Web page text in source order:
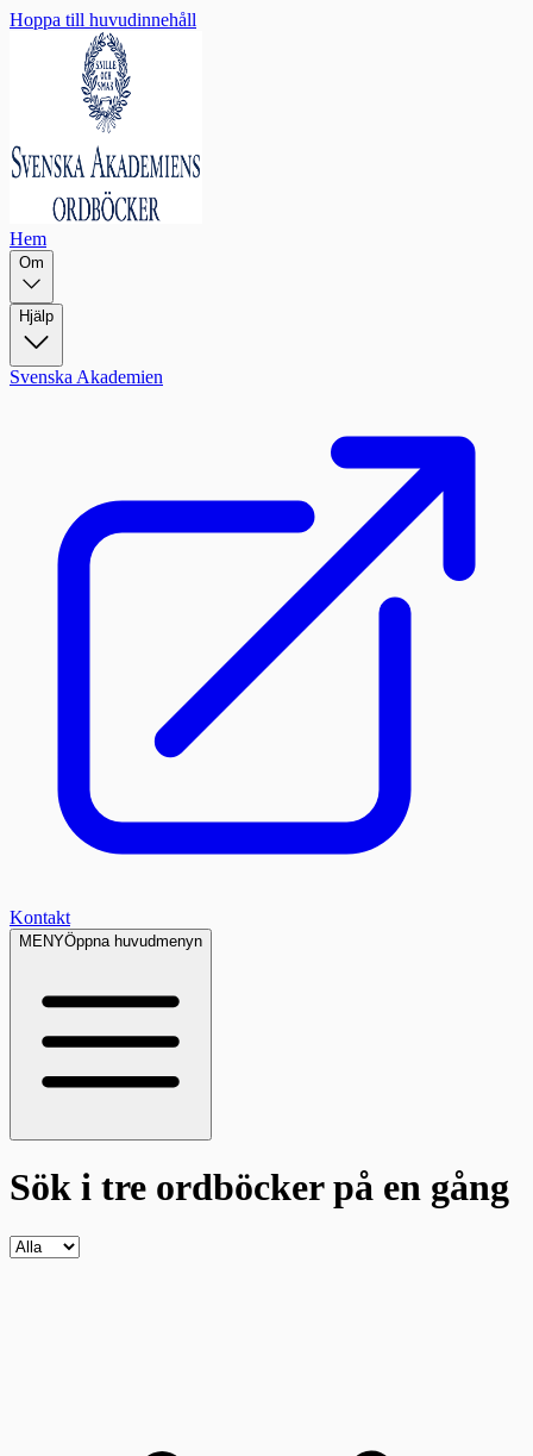
Hoppa till huvudinnehåll
Hem
Om
Hjälp
Svenska Akademien
Kontakt
MENYÖppna huvudmenyn
Sök i tre ordböckerpå en gång